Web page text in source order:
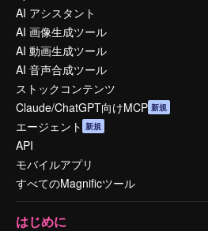
AI アシスタント
AI 画像生成ツール
AI 動画生成ツール
AI 音声合成ツール
ストックコンテンツ
Claude/ChatGPT向けMCP 新規
エージェント 新規
API
モバイルアプリ
すべてのMagnificツール
はじめに